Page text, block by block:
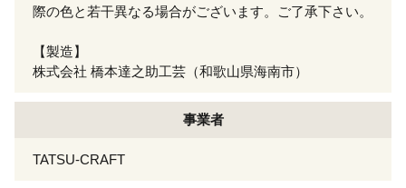
際の色と若干異なる場合がございます。ご了承下さい。
【製造】
株式会社 橋本達之助工芸（和歌山県海南市）
事業者
TATSU-CRAFT